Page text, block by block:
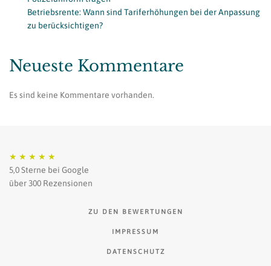
Betriebsrente: Wann sind Tariferhöhungen bei der Anpassung
zu berücksichtigen?
Neueste Kommentare
Es sind keine Kommentare vorhanden.
★ ★ ★ ★ ★
5,0 Sterne bei Google
über 300 Rezensionen
ZU DEN BEWERTUNGEN
IMPRESSUM
DATENSCHUTZ